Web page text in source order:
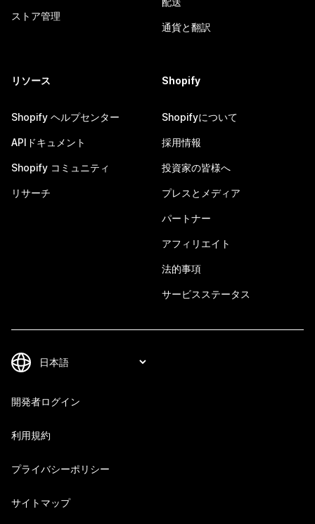
ストア管理
通貨と翻訳
リソース
Shopify ヘルプセンター
APIドキュメント
Shopify コミュニティ
リサーチ
Shopify
Shopifyについて
採用情報
投資家の皆様へ
プレスとメディア
パートナー
アフィリエイト
法的事項
サービスステータス
開発者ログイン
利用規約
プライバシーポリシー
サイトマップ